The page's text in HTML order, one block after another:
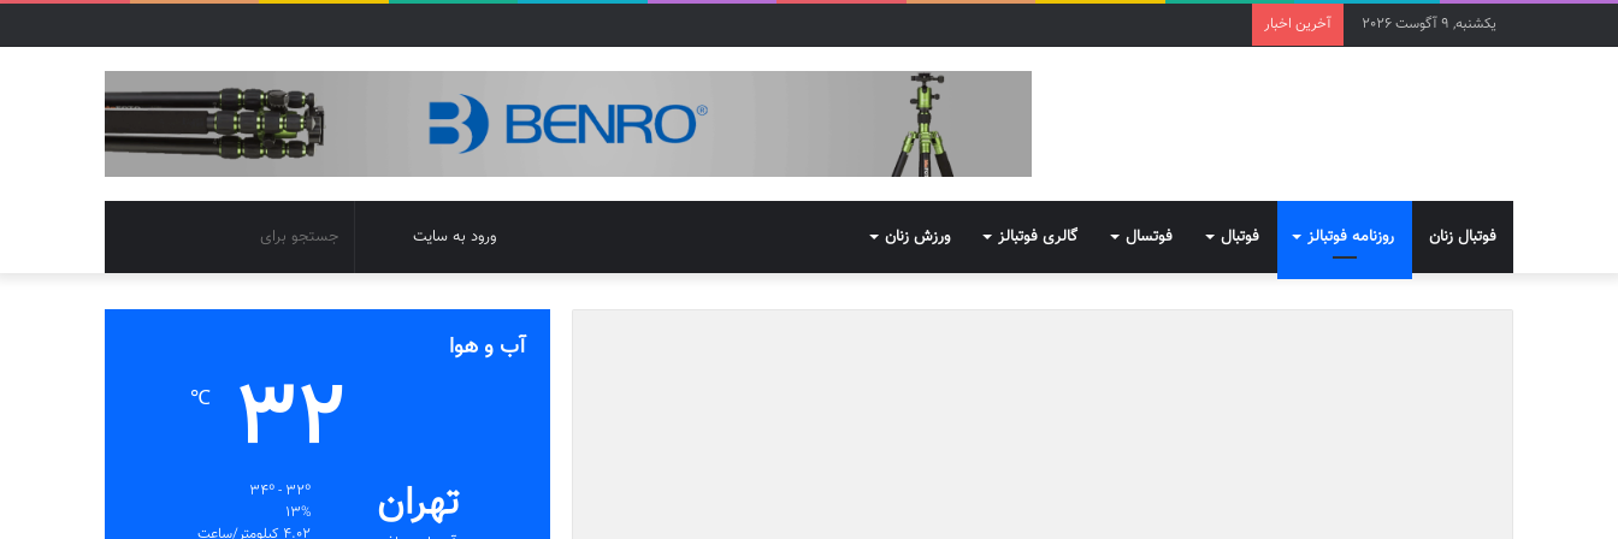
یکشنبه, 9 آگوست 2026 آخرین اخبار
فوتبال زنان روزنامه فوتبالز فوتبال فوتسال گالری فوتبالز ورزش زنان
برای
تغییر
پوسته
ورود به سایت
آب و هوا
تهران
32
℃
13%
4.02 کیلومتر/ساعت